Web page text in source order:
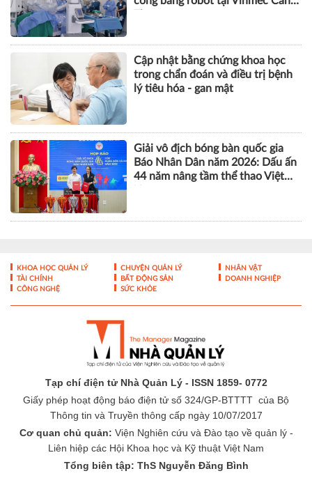
gối bằng robot CORI
Liên tiếp nhiều ca ung thư đại
tràng được phẫu thuật thành
công bằng robot tại Vinmec Cần
Cập nhật bằng chứng khoa học
trong chẩn đoán và điều trị bệnh
lý tiêu hóa - gan mật
44 năm nâng tầm thể thao Việt
Nam
KHOA HỌC QUẢN LÝ CHUYỆN QUẢN LÝ
NHÂN VẬT
CÔNG NGHỆ
SỨC KHỎE